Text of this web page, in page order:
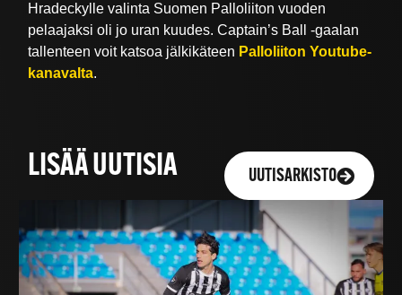
Hradeckylle valinta Suomen Palloliiton vuoden
pelaajaksi oli jo uran kuudes. Captain’s Ball -gaalan
tallenteen voit katsoa jälkikäteen Palloliiton Youtube-
kanavalta.
LISÄÄ UUTISIA UUTISARKISTO